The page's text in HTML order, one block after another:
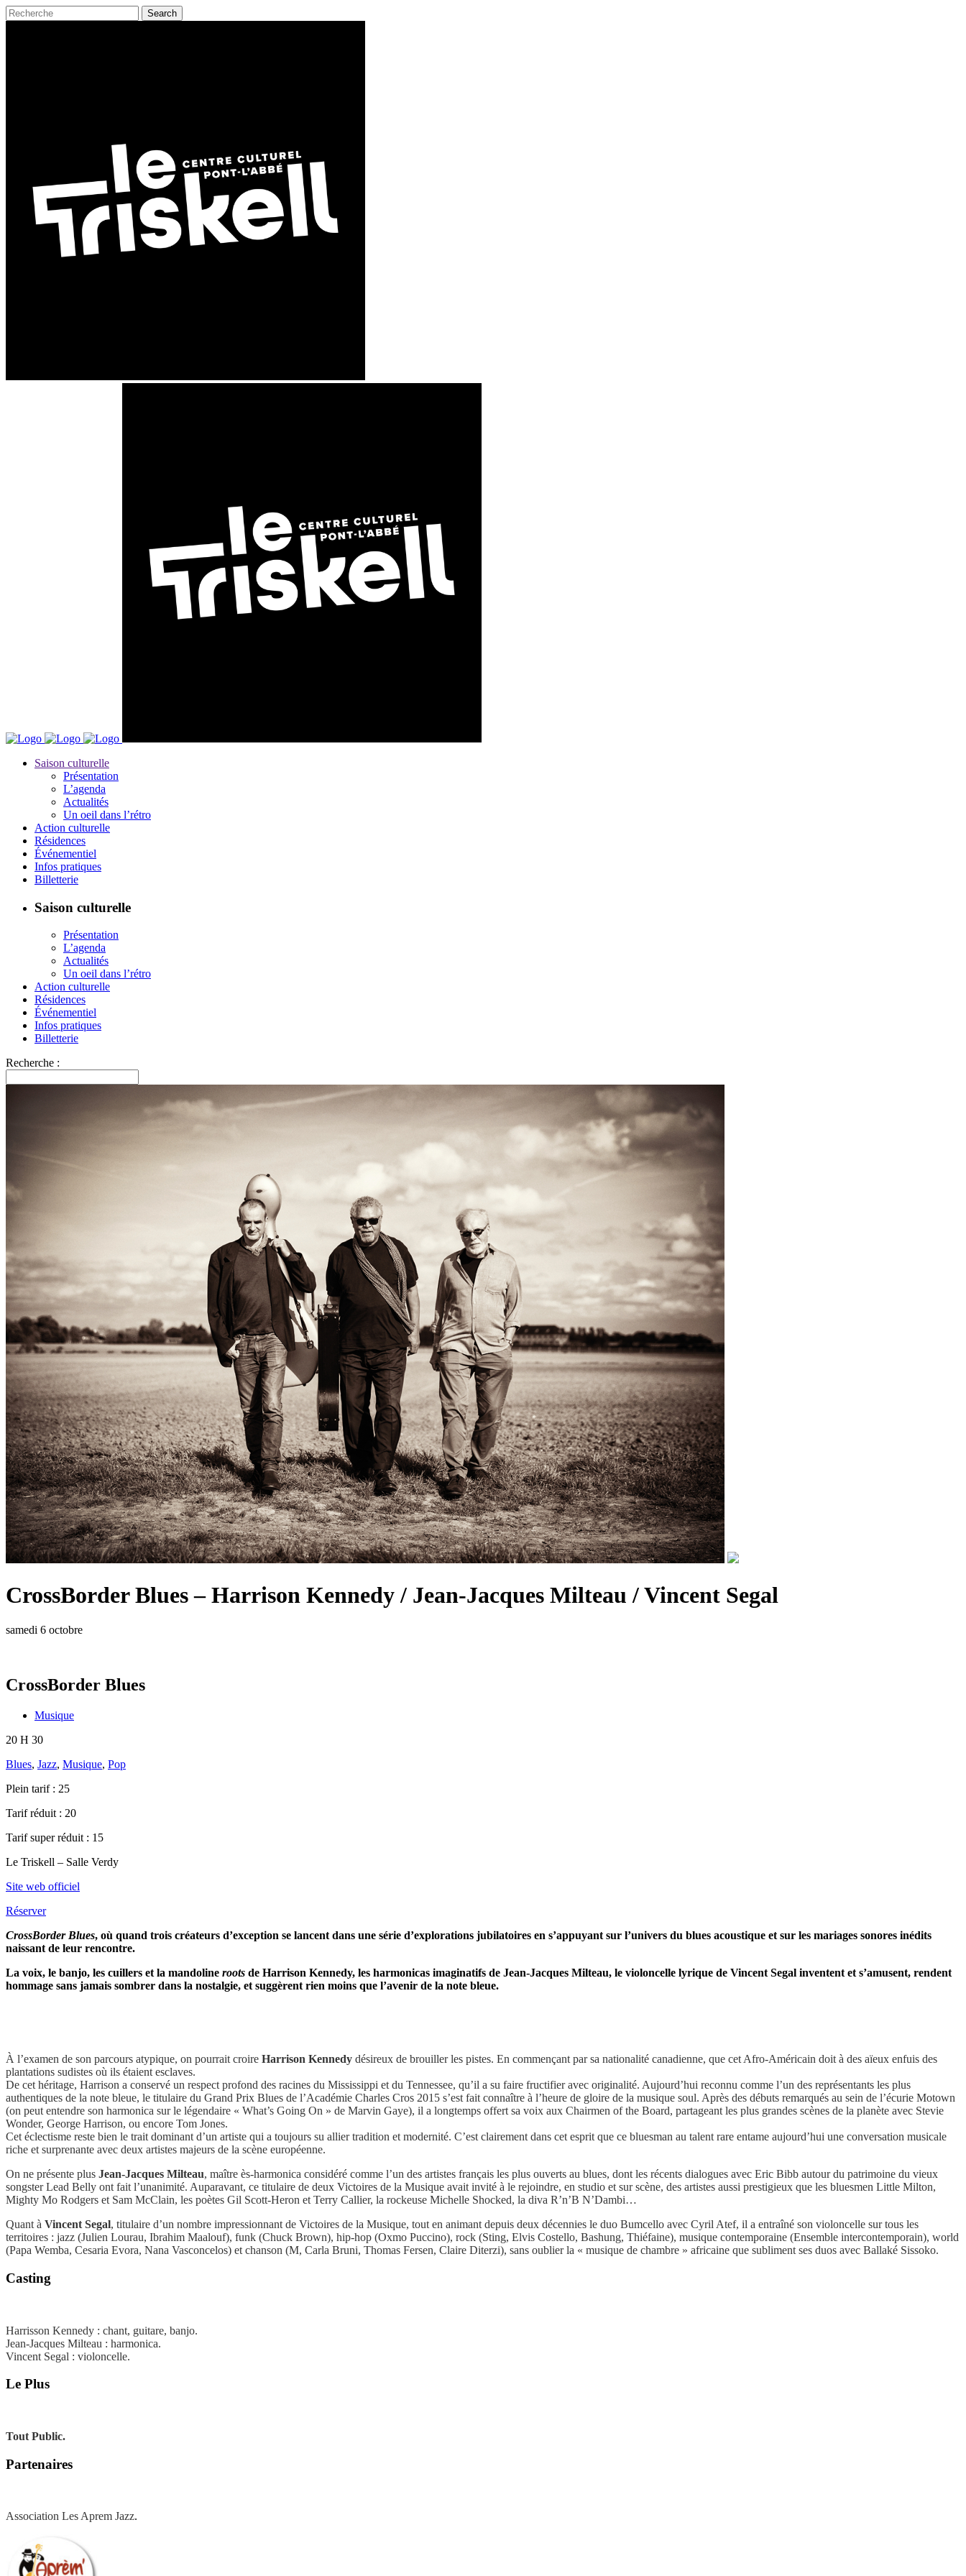
Saison culturelle
Présentation
L’agenda
Actualités
Un oeil dans l’rétro
Action culturelle
Résidences
Événementiel
Infos pratiques
Billetterie
Saison culturelle
Présentation
L’agenda
Actualités
Un oeil dans l’rétro
Action culturelle
Résidences
Événementiel
Infos pratiques
Billetterie
Recherche :
CrossBorder Blues – Harrison Kennedy / Jean-Jacques Milteau / Vincent Segal
samedi 6 octobre
CrossBorder Blues
Musique
20 H 30
Blues, Jazz, Musique, Pop
Plein tarif : 25
Tarif réduit : 20
Tarif super réduit : 15
Le Triskell – Salle Verdy
Site web officiel
Réserver
CrossBorder Blues, où quand trois créateurs d’exception se lancent dans une série d’explorations jubilatoires en s’appuyant sur l’univers du blues acoustique et sur les mariages sonores inédits
naissant de leur rencontre.
La voix, le banjo, les cuillers et la mandoline roots de Harrison Kennedy, les harmonicas imaginatifs de Jean-Jacques Milteau, le violoncelle lyrique de Vincent Segal inventent et s’amusent, rendent
hommage sans jamais sombrer dans la nostalgie, et suggèrent rien moins que l’avenir de la note bleue.
À l’examen de son parcours atypique, on pourrait croire Harrison Kennedy désireux de brouiller les pistes. En commençant par sa nationalité canadienne, que cet Afro-Américain doit à des aïeux enfuis des
plantations sudistes où ils étaient esclaves.
De cet héritage, Harrison a conservé un respect profond des racines du Mississippi et du Tennessee, qu’il a su faire fructifier avec originalité. Aujourd’hui reconnu comme l’un des représentants les plus
authentiques de la note bleue, le titulaire du Grand Prix Blues de l’Académie Charles Cros 2015 s’est fait connaître à l’heure de gloire de la musique soul. Après des débuts remarqués au sein de l’écurie Motown
(on peut entendre son harmonica sur le légendaire « What’s Going On » de Marvin Gaye), il a longtemps offert sa voix aux Chairmen of the Board, partageant les plus grandes scènes de la planète avec Stevie
Wonder, George Harrison, ou encore Tom Jones.
Cet éclectisme reste bien le trait dominant d’un artiste qui a toujours su allier tradition et modernité. C’est clairement dans cet esprit que ce bluesman au talent rare entame aujourd’hui une conversation musicale
riche et surprenante avec deux artistes majeurs de la scène européenne.
On ne présente plus Jean-Jacques Milteau, maître ès-harmonica considéré comme l’un des artistes français les plus ouverts au blues, dont les récents dialogues avec Eric Bibb autour du patrimoine du vieux
songster Lead Belly ont fait l’unanimité. Auparavant, ce titulaire de deux Victoires de la Musique avait invité à le rejoindre, en studio et sur scène, des artistes aussi prestigieux que les bluesmen Little Milton,
Mighty Mo Rodgers et Sam McClain, les poètes Gil Scott-Heron et Terry Callier, la rockeuse Michelle Shocked, la diva R’n’B N’Dambi…
Quant à Vincent Segal, titulaire d’un nombre impressionnant de Victoires de la Musique, tout en animant depuis deux décennies le duo Bumcello avec Cyril Atef, il a entraîné son violoncelle sur tous les
territoires : jazz (Julien Lourau, Ibrahim Maalouf), funk (Chuck Brown), hip-hop (Oxmo Puccino), rock (Sting, Elvis Costello, Bashung, Thiéfaine), musique contemporaine (Ensemble intercontemporain), world
(Papa Wemba, Cesaria Evora, Nana Vasconcelos) et chanson (M, Carla Bruni, Thomas Fersen, Claire Diterzi), sans oublier la « musique de chambre » africaine que subliment ses duos avec Ballaké Sissoko.
Casting
Harrisson Kennedy : chant, guitare, banjo.
Jean-Jacques Milteau : harmonica.
Vincent Segal : violoncelle.
Le Plus
Tout Public.
Partenaires
Association Les Aprem Jazz.